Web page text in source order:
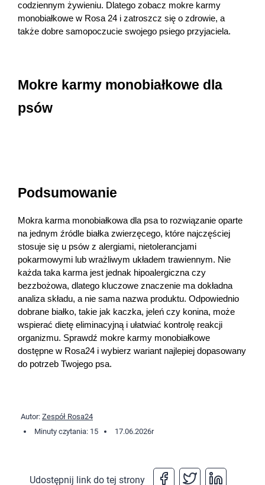
codziennym żywieniu. Dlatego zobacz mokre karmy
monobiałkowe w Rosa 24 i zatroszcz się o zdrowie, a
także dobre samopoczucie swojego psiego przyjaciela.
Mokre karmy monobiałkowe dla
psów
Podsumowanie
Mokra karma monobiałkowa dla psa to rozwiązanie oparte
na jednym źródle białka zwierzęcego, które najczęściej
stosuje się u psów z alergiami, nietolerancjami
pokarmowymi lub wrażliwym układem trawiennym. Nie
każda taka karma jest jednak hipoalergiczna czy
bezzbożowa, dlatego kluczowe znaczenie ma dokładna
analiza składu, a nie sama nazwa produktu. Odpowiednio
dobrane białko, takie jak kaczka, jeleń czy konina, może
wspierać dietę eliminacyjną i ułatwiać kontrolę reakcji
organizmu. Sprawdź mokre karmy monobiałkowe
dostępne w Rosa24 i wybierz wariant najlepiej dopasowany
do potrzeb Twojego psa.
Autor: Zespół Rosa24
Minuty czytania: 15
17.06.2026r
Udostępnij link do tej strony